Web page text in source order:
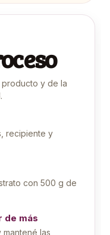
y de la
recipiente y
con 500 g de
de más
las